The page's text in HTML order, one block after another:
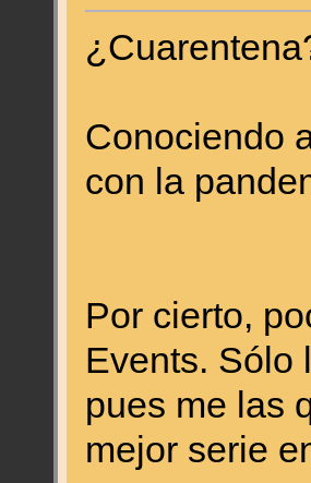
Conociendo
con la
Por cierto,
Events. Sólo
pues me las
mejor serie